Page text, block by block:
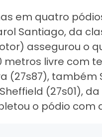
em quatro
Santiago, da
assegurou o
livre com
também
(27s01), da
o pódio com